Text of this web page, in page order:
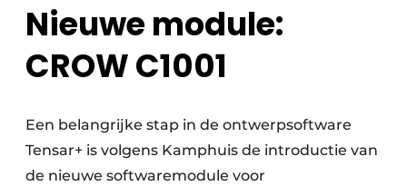
Nieuwe module:
CROW C1001
Een belangrijke stap in de ontwerpsoftware
Tensar+ is volgens Kamphuis de introductie van
de nieuwe softwaremodule voor